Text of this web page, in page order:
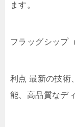
ます。
フラッグシップ
利点 最新の技術
能、高品質なデ